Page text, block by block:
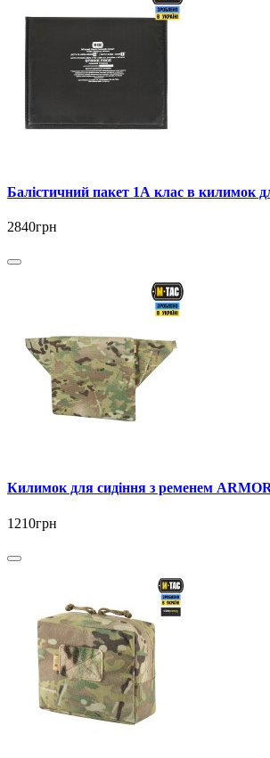
Балістичний пакет 1А клас в килимок
2840грн
Килимок для сидіння з ременем
1210грн